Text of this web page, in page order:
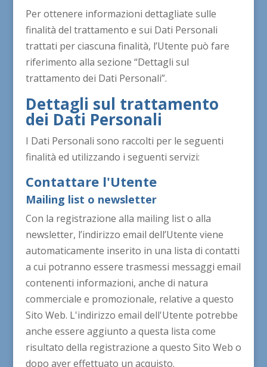
Per ottenere informazioni dettagliate sulle
finalità del trattamento e sui Dati Personali
trattati per ciascuna finalità, l’Utente può fare
riferimento alla sezione “Dettagli sul
trattamento dei Dati Personali”.
Dettagli sul trattamento
dei Dati Personali
I Dati Personali sono raccolti per le seguenti
finalità ed utilizzando i seguenti servizi:
Contattare l'Utente
Mailing list o newsletter
Con la registrazione alla mailing list o alla
newsletter, l’indirizzo email dell’Utente viene
automaticamente inserito in una lista di contatti
a cui potranno essere trasmessi messaggi email
contenenti informazioni, anche di natura
commerciale e promozionale, relative a questo
Sito Web. L'indirizzo email dell'Utente potrebbe
anche essere aggiunto a questa lista come
risultato della registrazione a questo Sito Web o
dopo aver effettuato un acquisto.